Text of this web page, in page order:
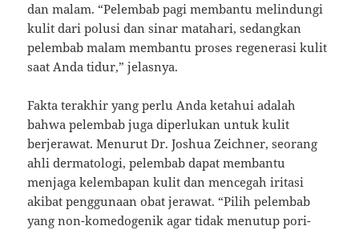
dan malam. “Pelembab pagi membantu melindungi
kulit dari polusi dan sinar matahari, sedangkan
pelembab malam membantu proses regenerasi kulit
saat Anda tidur,” jelasnya.
Fakta terakhir yang perlu Anda ketahui adalah
bahwa pelembab juga diperlukan untuk kulit
berjerawat. Menurut Dr. Joshua Zeichner, seorang
ahli dermatologi, pelembab dapat membantu
menjaga kelembapan kulit dan mencegah iritasi
akibat penggunaan obat jerawat. “Pilih pelembab
yang non-komedogenik agar tidak menutup pori-